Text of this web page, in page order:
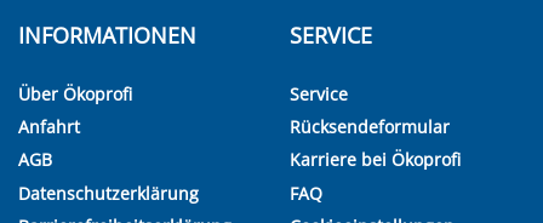
INFORMATIONEN
Über Ökoprofi
Anfahrt
AGB
Datenschutzerklärung
SERVICE
Service
Rücksendeformular
Karriere bei Ökoprofi
FAQ